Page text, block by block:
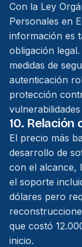
Con la Ley
Personales en
información es
obligación
medidas de
autenticación
protección
10.
El precio más
desarrollo de
con el alcance,
el soporte
dólares pero
que costó
inicio.